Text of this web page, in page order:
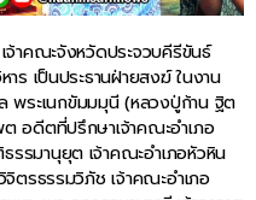
จ้าคณะจังหวัดประจวบคีรีขันธ์
ร เป็นประธานฝ่ายสงฆ์ ในงาน
พระเนกขัมมมุนี (หลวงปู่ก้าน ฐิต
อดีตที่ปรึกษาเจ้าคณะอำเภอ
รมานุยุต เจ้าคณะอำเภอหัวหิน
ตรธรรมวิภัช เจ้าคณะอำเภอ